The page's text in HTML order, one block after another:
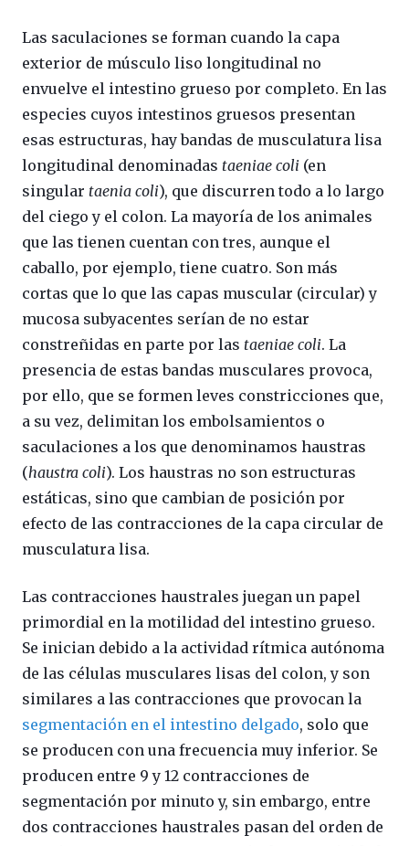
Las saculaciones se forman cuando la capa
exterior de músculo liso longitudinal no
envuelve el intestino grueso por completo. En las
especies cuyos intestinos gruesos presentan
esas estructuras, hay bandas de musculatura lisa
longitudinal denominadas taeniae coli (en
singular taenia coli), que discurren todo a lo largo
del ciego y el colon. La mayoría de los animales
que las tienen cuentan con tres, aunque el
caballo, por ejemplo, tiene cuatro. Son más
cortas que lo que las capas muscular (circular) y
mucosa subyacentes serían de no estar
constreñidas en parte por las taeniae coli. La
presencia de estas bandas musculares provoca,
por ello, que se formen leves constricciones que,
a su vez, delimitan los embolsamientos o
saculaciones a los que denominamos haustras
(haustra coli). Los haustras no son estructuras
estáticas, sino que cambian de posición por
efecto de las contracciones de la capa circular de
musculatura lisa.
Las contracciones haustrales juegan un papel
primordial en la motilidad del intestino grueso.
Se inician debido a la actividad rítmica autónoma
de las células musculares lisas del colon, y son
similares a las contracciones que provocan la
segmentación en el intestino delgado, solo que
se producen con una frecuencia muy inferior. Se
producen entre 9 y 12 contracciones de
segmentación por minuto y, sin embargo, entre
dos contracciones haustrales pasan del orden de